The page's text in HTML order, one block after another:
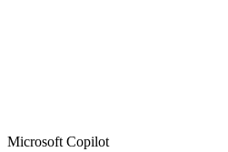
Microsoft Copilot